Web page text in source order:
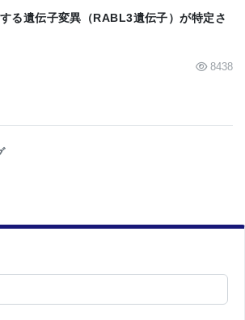
組織や卵巣などの脂質に富む組織
なPC比率が、加齢（特に女性の
）とともに低下することが明ら
肥満、糖尿病、さらには基礎代謝
る遺伝子変異（RABL3遺伝子）が特定さ
8438